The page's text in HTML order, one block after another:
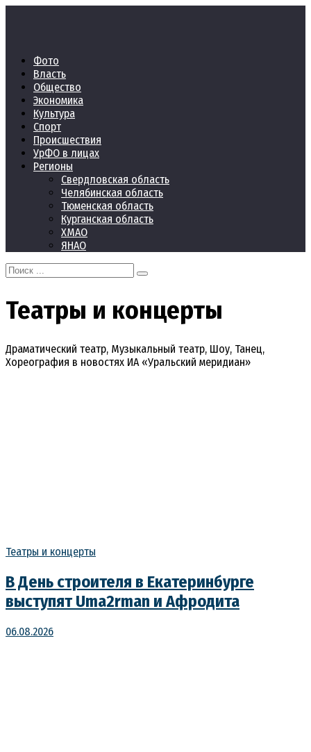
Фото
Власть
Общество
Экономика
Культура
Спорт
Происшествия
УрФО в лицах
Регионы
Свердловская область
Челябинская область
Тюменская область
Курганская область
ХМАО
ЯНАО
Search
for:
Театры и концерты
Драматический театр, Музыкальный театр, Шоу, Танец,
Хореография в новостях ИА «Уральский меридиан»
Театры и концерты
В День строителя в Екатеринбурге
выступят Uma2rman и Афродита
06.08.2026